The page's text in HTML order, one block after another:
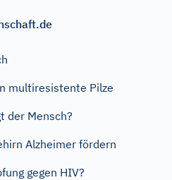
multiresistente Pilze
der Mensch?
Alzheimer fördern
gegen HIV?